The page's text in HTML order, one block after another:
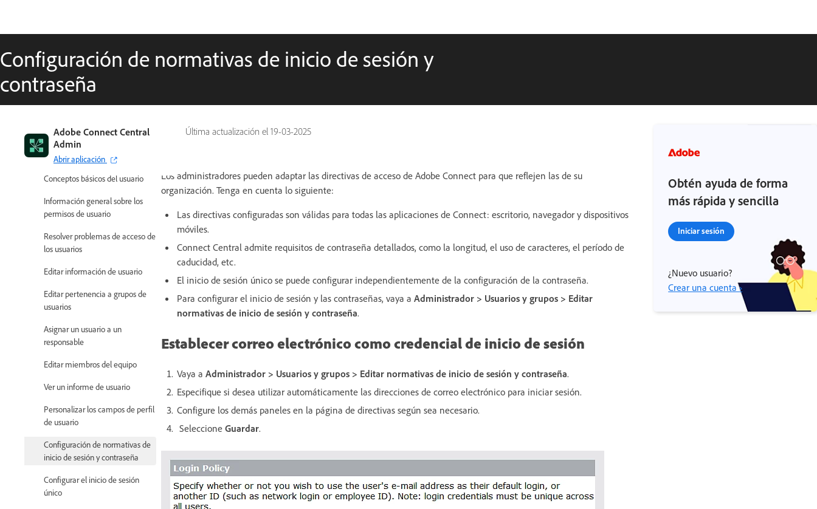
Configuración de normativas de inicio de sesión y
contraseña
Última actualización el 19-03-2025
Adobe Connect Central
Admin
Abrir aplicación
Introducción
Administrar usuarios
Conceptos básicos del usuario
Información general sobre los
permisos de usuario
Resolver problemas de acceso de
los usuarios
Editar información de usuario
Editar pertenencia a grupos de
usuarios
Asignar un usuario a un
responsable
Editar miembros del equipo
Ver un informe de usuario
Personalizar los campos de perfil
de usuario
Configuración de normativas de
inicio de sesión y contraseña
Configurar el inicio de sesión
único
Los administradores pueden adaptar las directivas de acceso de Adobe Connect para que reflejen las de su
organización. Tenga en cuenta lo siguiente:
Las directivas configuradas son válidas para todas las aplicaciones de Connect: escritorio, navegador y dispositivos
móviles.
Connect Central admite requisitos de contraseña detallados, como la longitud, el uso de caracteres, el período de
caducidad, etc.
El inicio de sesión único se puede configurar independientemente de la configuración de la contraseña.
Para configurar el inicio de sesión y las contraseñas, vaya a Administrador > Usuarios y grupos > Editar
normativas de inicio de sesión y contraseña.
Establecer correo electrónico como credencial de inicio de sesión
Vaya a Administrador > Usuarios y grupos > Editar normativas de inicio de sesión y contraseña.
Especifique si desea utilizar automáticamente las direcciones de correo electrónico para iniciar sesión.
Configure los demás paneles en la página de directivas según sea necesario.
Seleccione Guardar.
Obtén ayuda de forma
más rápida y sencilla
Iniciar sesión
¿Nuevo usuario?
Crear una cuenta ›